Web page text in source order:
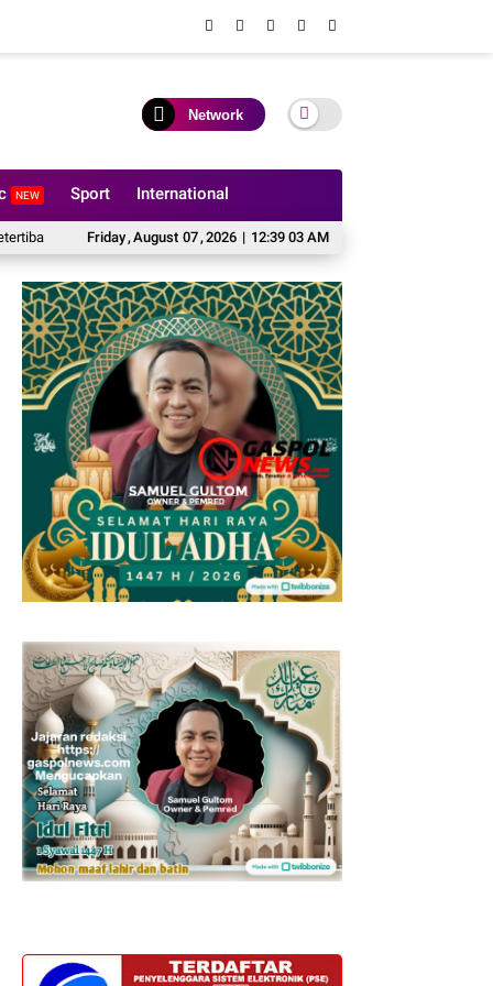
Network
NEW Sport International
Friday,August 07,2026 | 12:39 04 AM
Narkotika Rumbai Gelar Razia Rutin Blok Hunian